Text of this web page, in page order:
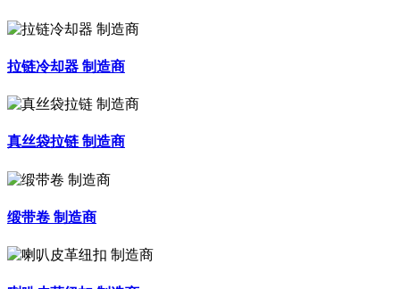
拉链冷却器 制造商
真丝袋拉链 制造商
缎带卷 制造商